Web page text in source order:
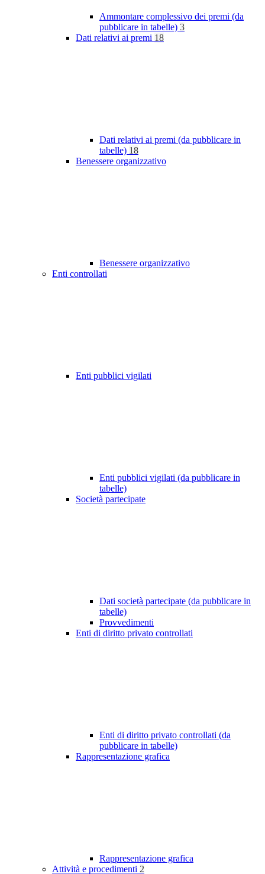
Ammontare complessivo dei premi (da
pubblicare in tabelle) 3
Dati relativi ai premi 18
Dati relativi ai premi (da pubblicare in
tabelle) 18
Benessere organizzativo
Benessere organizzativo
Enti controllati
Enti pubblici vigilati
Enti pubblici vigilati (da pubblicare in
tabelle)
Società partecipate
Dati società partecipate (da pubblicare in
tabelle)
Provvedimenti
Enti di diritto privato controllati
Enti di diritto privato controllati (da
pubblicare in tabelle)
Rappresentazione grafica
Rappresentazione grafica
Attività e procedimenti 2